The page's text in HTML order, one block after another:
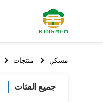
مسكن منتجات
جميع الفئات